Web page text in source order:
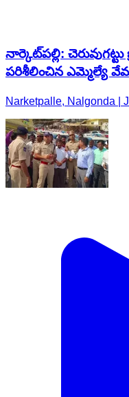
నార్కెట్​పల్లి:
పరిశీలించిన ఎమ్మెల్యే
Narketpalle, Nalgonda |